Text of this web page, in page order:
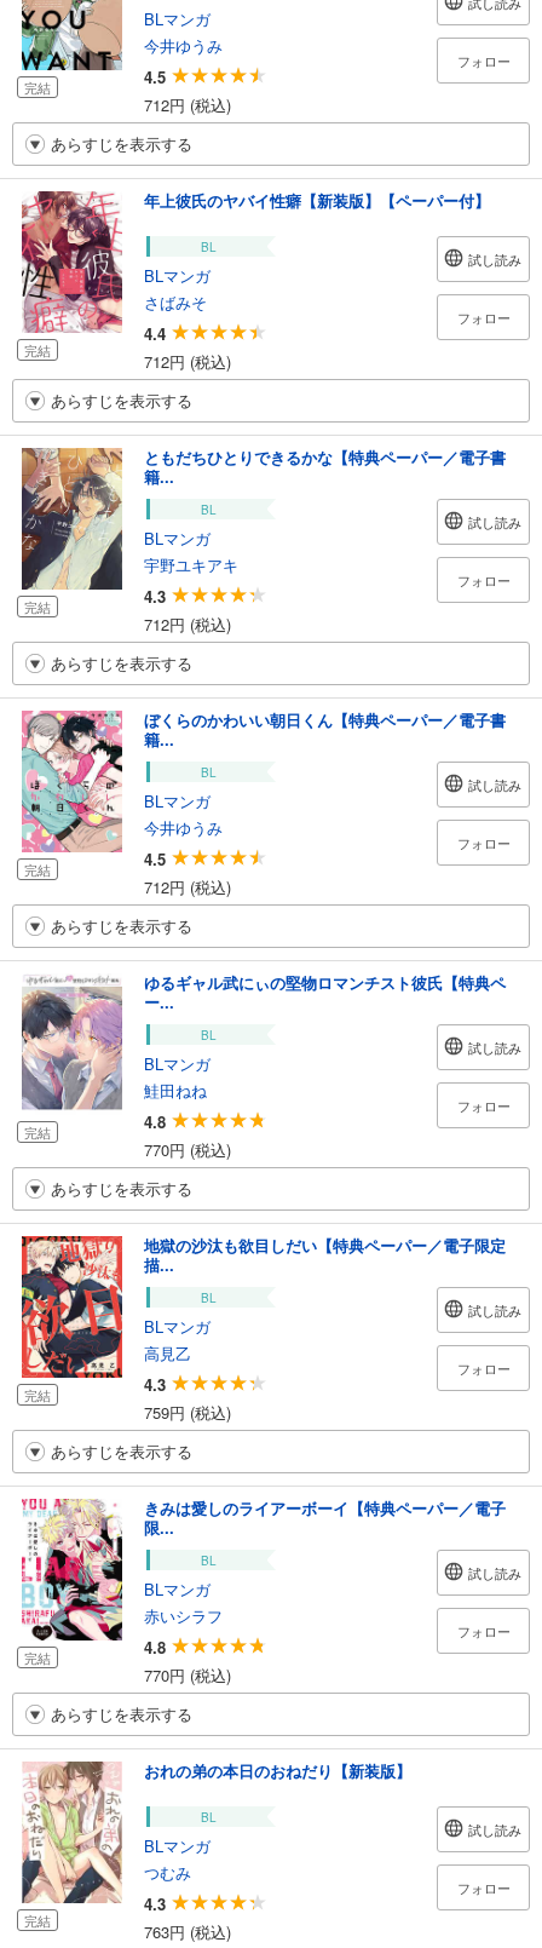
完結
BLマンガ
今井ゆうみ
4.5
712円 (税込)
フォロー
あらすじを表示する
完結
年上彼氏のヤバイ性癖【新装版】【ペーパー付】
BL
BLマンガ
さばみそ
4.4
712円 (税込)
試し読み
フォロー
あらすじを表示する
完結
ともだちひとりできるかな【特典ペーパー／電子書
籍...
BL
BLマンガ
宇野ユキアキ
4.3
712円 (税込)
試し読み
フォロー
あらすじを表示する
完結
ぼくらのかわいい朝日くん【特典ペーパー／電子書
籍...
BL
BLマンガ
今井ゆうみ
4.5
712円 (税込)
試し読み
フォロー
あらすじを表示する
完結
ゆるギャル武にぃの堅物ロマンチスト彼氏【特典ペ
ー...
BL
BLマンガ
鮭田ねね
4.8
770円 (税込)
試し読み
フォロー
あらすじを表示する
完結
地獄の沙汰も欲目しだい【特典ペーパー／電子限定
描...
BL
BLマンガ
高見乙
4.3
759円 (税込)
試し読み
フォロー
あらすじを表示する
完結
きみは愛しのライアーボーイ【特典ペーパー／電子
限...
BL
BLマンガ
赤いシラフ
4.8
770円 (税込)
試し読み
フォロー
あらすじを表示する
完結
おれの弟の本日のおねだり【新装版】
BL
BLマンガ
つむみ
4.3
763円 (税込)
試し読み
フォロー